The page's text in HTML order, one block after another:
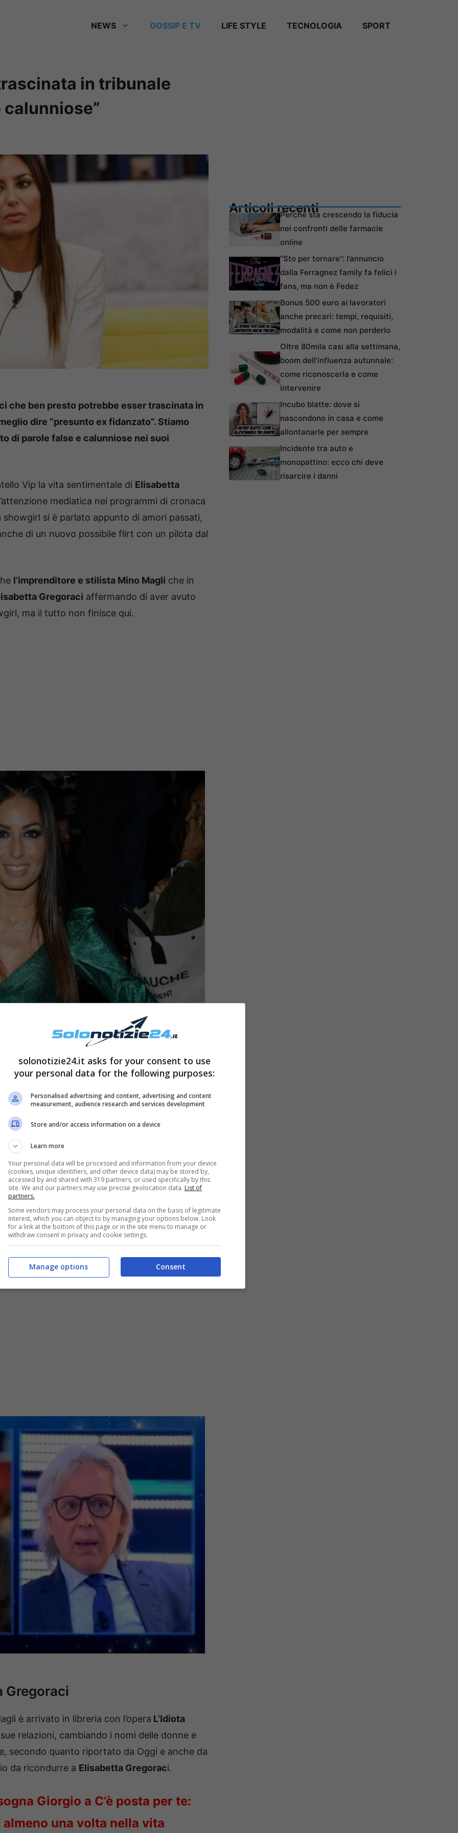
NEWS GOSSIP E TV LIFE STYLE TECNOLOGIA SPORT
in tribunale
calunniose”
che ben presto potrebbe esser trascinata in
dire “presunto ex fidanzato”. Stiamo
di parole false e calunniose nei suoi
Vip la vita sentimentale di Elisabetta
mediatica nei programmi di cronaca
si è parlato appunto di amori passati,
di un nuovo possibile flirt con un pilota dal
l’imprenditore e stilista Mino Magli che in
Gregoraci affermando di aver avuto
ma il tutto non finisce qui.
sua verità ospite del programma di Barbara
conElisabetta Gregoracifosse nata nel
che i due si mostravano liberamente in
Gregoraci con Flavio Briatore, nel
a questo, Magli a Barbara D’Urso ha
per il suo futuro e per la sua carriera. Non
nostra storia continuò fino al 2007, fino a
Gregoraci
è arrivato in libreria con l’opera L’Idiota
relazioni, cambiando i nomi delle donne e
secondo quanto riportato da Oggi e anche da
da ricondurre a Elisabetta Gregoraci.
Giorgio a C’è posta per te:
una volta nella vita
Articoli recentiPerché sta crescendo la fiducia
nei confronti delle farmacie
online
“Sto per tornare”: l’annuncio
dalla Ferragnez family fa felici i
fans, ma non è Fedez
Bonus 500 euro ai lavoratori
anche precari: tempi, requisiti,
modalità e come non perderlo
Oltre 80mila casi alla settimana,
boom dell’influenza autunnale:
come riconoscerla e come
intervenire
Incubo blatte: dove si
nascondono in casa e come
allontanarle per sempre
Incidente tra auto e
monopattino: ecco chi deve
risarcire i danni
solonotizie24.it asks for your consent to use
your personal data for the following purposes:
Personalised advertising and content, advertising and content
measurement, audience research and services development
Store and/or access information on a device
Learn more
Your personal data will be processed and information from your device
(cookies, unique identifiers, and other device data) may be stored by,
accessed by and shared with 319 partners, or used specifically by this
site. We and our partners may use precise geolocation data. List of
partners.
Some vendors may process your personal data on the basis of legitimate
interest, which you can object to by managing your options below. Look
for a link at the bottom of this page or in the site menu to manage or
withdraw consent in privacy and cookie settings.
Consent
Manage options